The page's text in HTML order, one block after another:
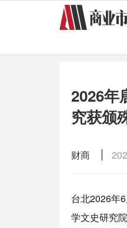
2026年
究获颁
财商
台北2026年
学文史研究